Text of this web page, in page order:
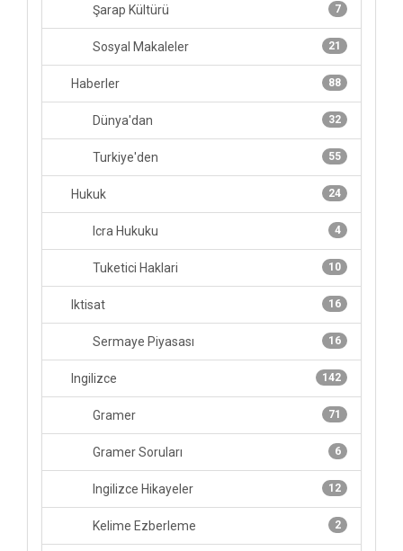
7
Şarap Kültürü
21
Sosyal Makaleler
88
Haberler
32
Dünya'dan
55
Turkiye'den
24
Hukuk
4
Icra Hukuku
10
Tuketici Haklari
16
Iktisat
16
Sermaye Piyasası
142
Ingilizce
71
Gramer
6
Gramer Soruları
12
Ingilizce Hikayeler
2
Kelime Ezberleme